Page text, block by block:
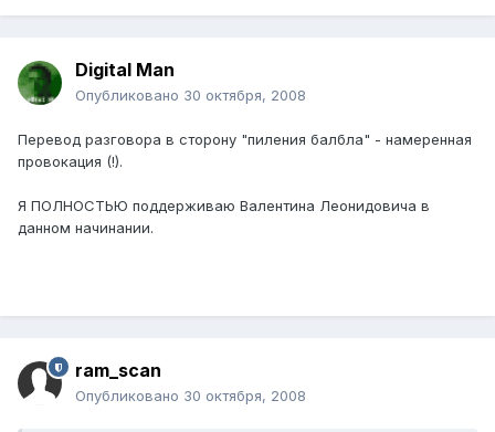
Digital Man
Опубликовано 30 октября, 2008
Перевод разговора в сторону "пиления балбла" - намеренная
провокация (!).
Я ПОЛНОСТЬЮ поддерживаю Валентина Леонидовича в
данном начинании.
ram_scan
Опубликовано 30 октября, 2008